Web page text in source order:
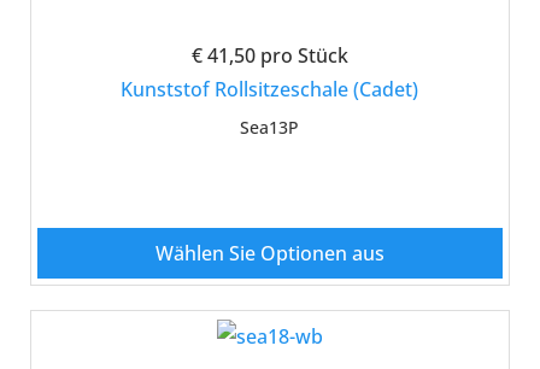
€ 41,50 pro Stück
Kunststof Rollsitzeschale (Cadet)
Sea13P
Wählen Sie Optionen aus